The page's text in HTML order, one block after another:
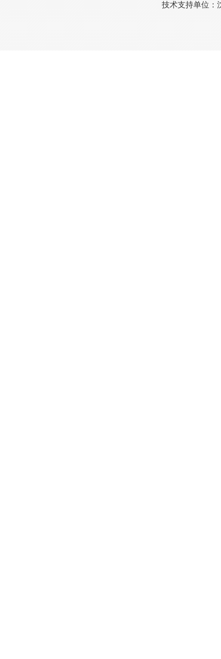
技术支持单位：